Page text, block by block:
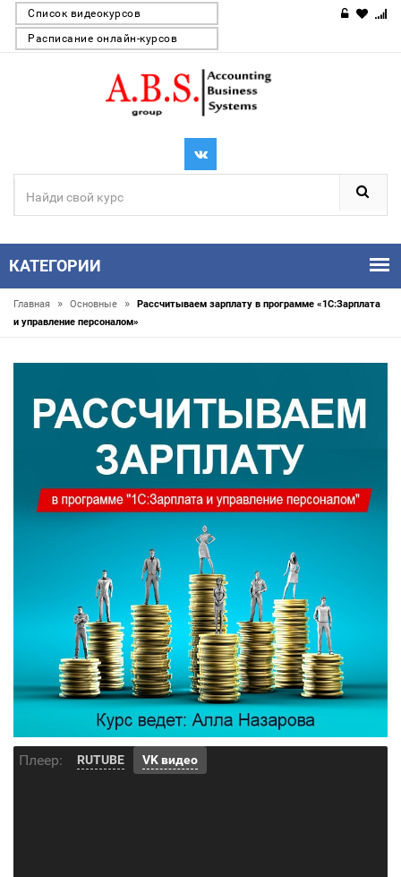
Список видеокурсов
Расписание онлайн-курсов
КАТЕГОРИИ
Главная » Основные »
Рассчитываем зарплату в программе «1С:Зарплата
и управление персоналом»
Плеер: RUTUBE VK видео